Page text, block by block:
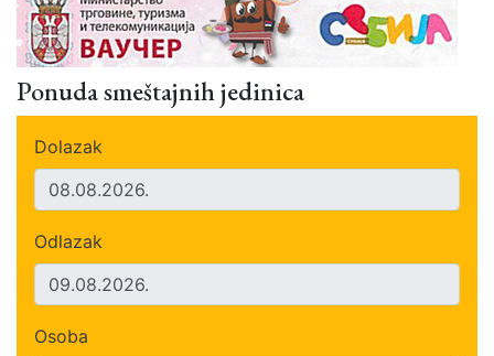
Ponuda smeštajnih jedinica
Dolazak
Odlazak
Osoba